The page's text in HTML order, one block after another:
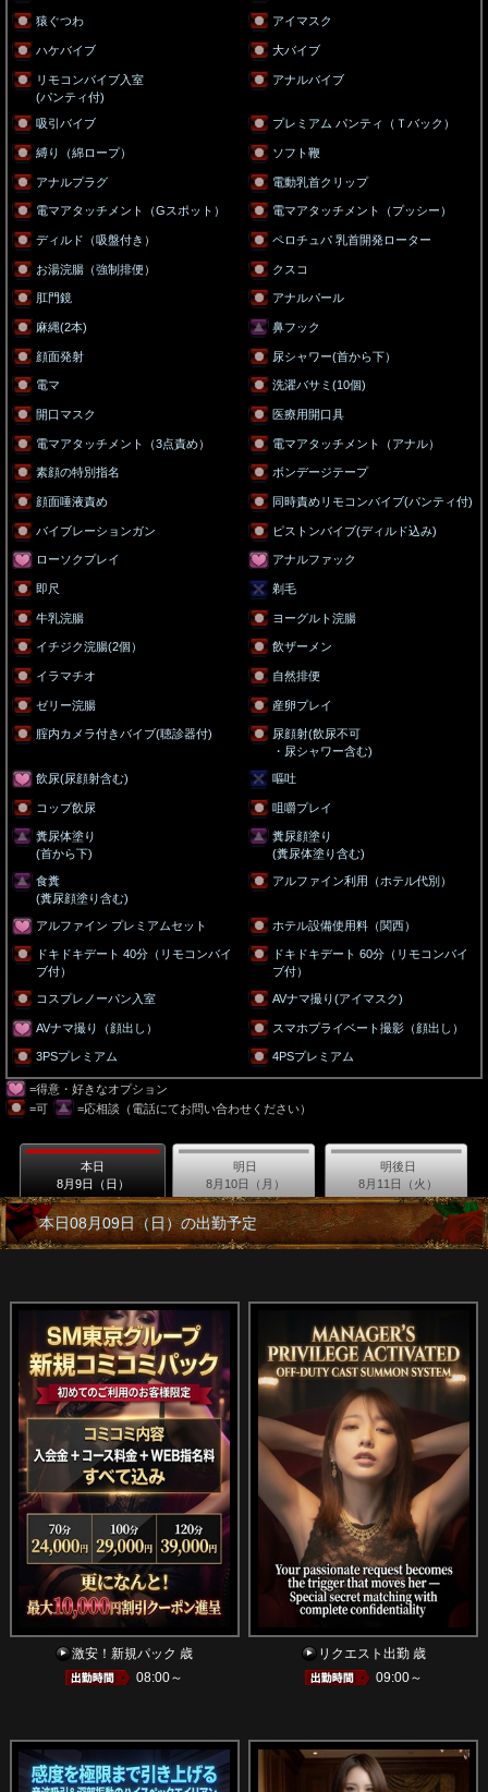
猿ぐつわ アイマスク
ハケバイブ 大バイブ
リモコンバイブ入室
(パンティ付)
アナルバイブ
吸引バイブ プレミアム パンティ（Ｔバック）
縛り（綿ロープ） ソフト鞭
アナルプラグ 電動乳首クリップ
電マアタッチメント（Gスポット） 電マアタッチメント（プッシー）
ディルド（吸盤付き） ペロチュパ 乳首開発ローター
お湯浣腸（強制排便） クスコ
肛門鏡 アナルパール
麻縄(2本) 鼻フック
顔面発射 尿シャワー(首から下）
電マ 洗濯バサミ(10個)
開口マスク 医療用開口具
電マアタッチメント（3点責め） 電マアタッチメント（アナル）
素顔の特別指名 ボンデージテープ
顔面唾液責め 同時責めリモコンバイブ(パンティ付)
バイブレーションガン ピストンバイブ(ディルド込み)
ローソクプレイ アナルファック
即尺 剃毛
牛乳浣腸 ヨーグルト浣腸
イチジク浣腸(2個） 飲ザーメン
イラマチオ 自然排便
ゼリー浣腸 産卵プレイ
腟内カメラ付きバイブ(聴診器付)
尿顔射(飲尿不可
・尿シャワー含む)
飲尿(尿顔射含む) 嘔吐
コップ飲尿 咀嚼プレイ
糞尿体塗り
(首から下)
糞尿顔塗り
(糞尿体塗り含む)
食糞
(糞尿顔塗り含む)
アルファイン利用（ホテル代別）
アルファイン プレミアムセット ホテル設備使用料（関西）
ドキドキデート 40分（リモコンバイ
ブ付）
ドキドキデート 60分（リモコンバイ
ブ付）
コスプレノーパン入室 AVナマ撮り(アイマスク)
AVナマ撮り（顔出し） スマホプライベート撮影（顔出し）
3PSプレミアム 4PSプレミアム
=得意・好きなオプション
=可
=応相談（電話にてお問い合わせください）
本日
8月9日（日）
明日
8月10日（月）
明後日
8月11日（火）
本日08月09日（日）の出勤予定
激安！新規パック 歳
08:00～
リクエスト出勤 歳
09:00～